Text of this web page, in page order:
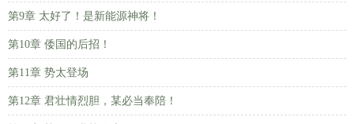
第9章 太好了！是新能源神将！
第10章 倭国的后招！
第11章 势太登场
第12章 君壮情烈胆，某必当奉陪！